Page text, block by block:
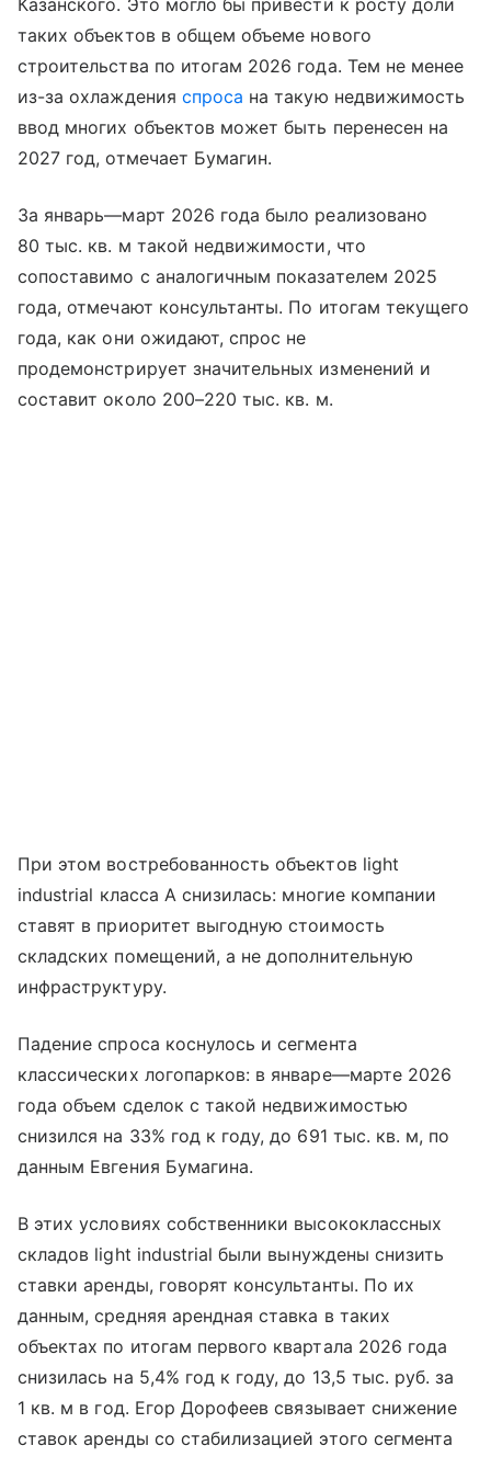
Казанского. Это могло бы привести к росту доли
таких объектов в общем объеме нового
строительства по итогам 2026 года. Тем не менее
из-за охлаждения спроса на такую недвижимость
ввод многих объектов может быть перенесен на
2027 год, отмечает Бумагин.
За январь—март 2026 года было реализовано
80 тыс. кв. м такой недвижимости, что
сопоставимо с аналогичным показателем 2025
года, отмечают консультанты. По итогам текущего
года, как они ожидают, спрос не
продемонстрирует значительных изменений и
составит около 200–220 тыс. кв. м.
При этом востребованность объектов light
industrial класса А снизилась: многие компании
ставят в приоритет выгодную стоимость
складских помещений, а не дополнительную
инфраструктуру.
Падение спроса коснулось и сегмента
классических логопарков: в январе—марте 2026
года объем сделок с такой недвижимостью
снизился на 33% год к году, до 691 тыс. кв. м, по
данным Евгения Бумагина.
В этих условиях собственники высококлассных
складов light industrial были вынуждены снизить
ставки аренды, говорят консультанты. По их
данным, средняя арендная ставка в таких
объектах по итогам первого квартала 2026 года
снизилась на 5,4% год к году, до 13,5 тыс. руб. за
1 кв. м в год. Егор Дорофеев связывает снижение
ставок аренды со стабилизацией этого сегмента